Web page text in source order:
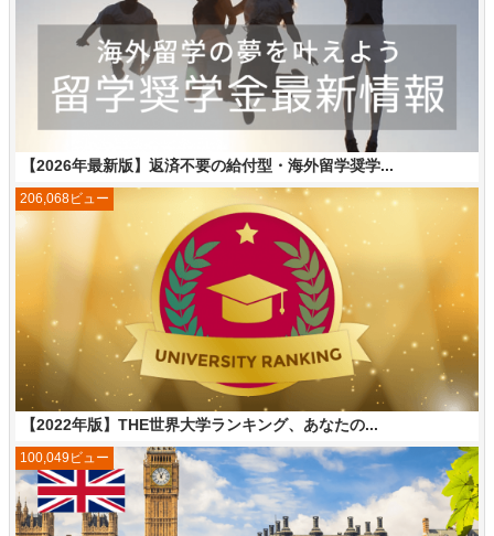
【2026年最新版】返済不要の給付型・海外留学奨学...
【2022年版】THE世界大学ランキング、あなたの...
206,068ビュー
100,049ビュー